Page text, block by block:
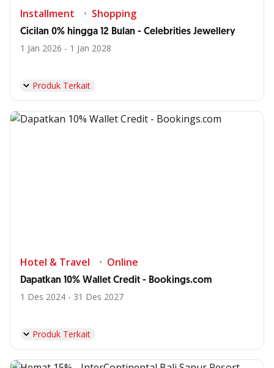
Installment Shopping
Cicilan 0% hingga 12 Bulan - Celebrities Jewellery
1 Jan 2026 - 1 Jan 2028
Produk Terkait
Hotel & Travel Online
Dapatkan 10% Wallet Credit - Bookings.com
1 Des 2024 - 31 Des 2027
Produk Terkait